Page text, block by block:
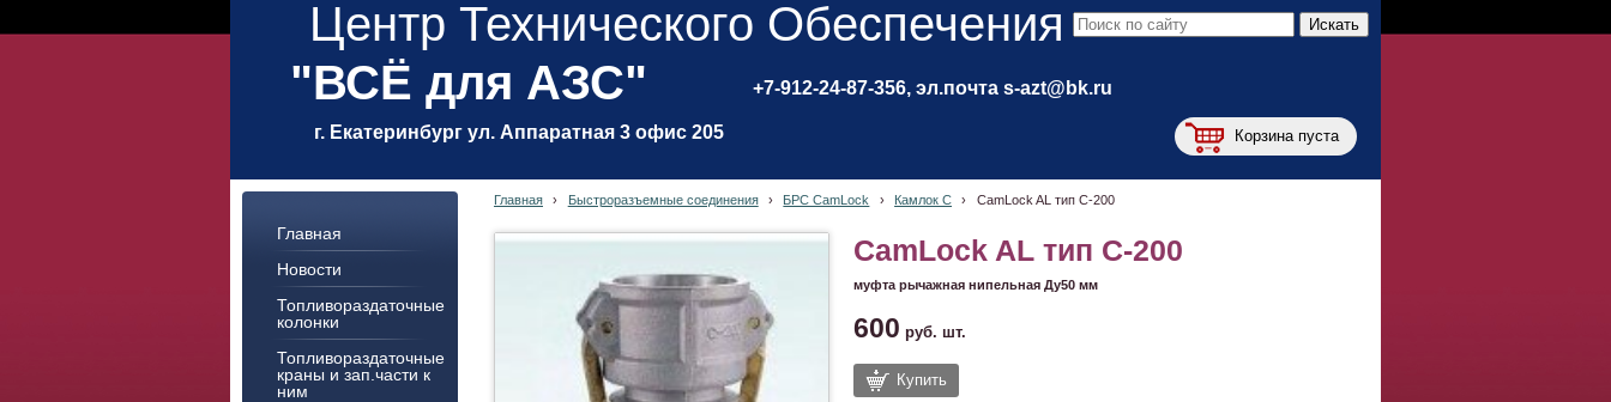
Корзина пуста
Центр Технического Обеспечения
г. Екатеринбург ул. Аппаратная 3 офис 205
+7-912-24-87-356, эл.почта s-azt@bk.ru
"ВСЁ для АЗС"
Главная
Новости
Топливораздаточные
колонки
Топливораздаточные
краны и зап.части к
ним
Главная › Быстроразъемные соединения › БРС CamLock › Камлок C › CamLock AL тип С-200
CamLock AL тип С-200
муфта рычажная нипельная Ду50 мм
600 руб. шт.
Купить